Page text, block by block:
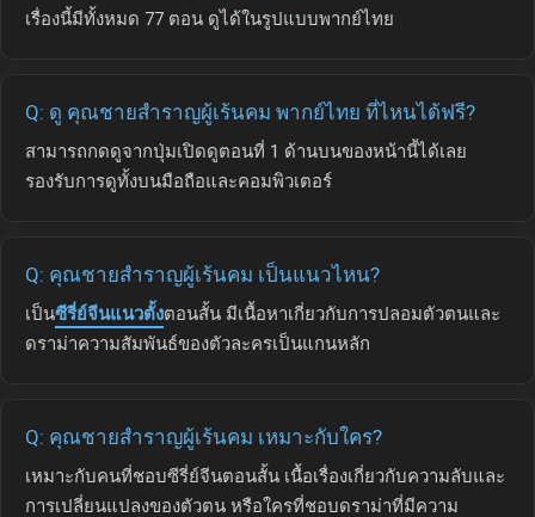
เรื่องนี้มีทั้งหมด 77 ตอน ดูได้ในรูปแบบพากย์ไทย
Q: ดู คุณชายสำราญผู้เร้นคม พากย์ไทย ที่ไหนได้ฟรี?
สามารถกดดูจากปุ่มเปิดดูตอนที่ 1 ด้านบนของหน้านี้ได้เลย
รองรับการดูทั้งบนมือถือและคอมพิวเตอร์
Q: คุณชายสำราญผู้เร้นคม เป็นแนวไหน?
เป็นซีรี่ย์จีนแนวตั้งตอนสั้น มีเนื้อหาเกี่ยวกับการปลอมตัวตนและ
ดราม่าความสัมพันธ์ของตัวละครเป็นแกนหลัก
Q: คุณชายสำราญผู้เร้นคม เหมาะกับใคร?
เหมาะกับคนที่ชอบซีรี่ย์จีนตอนสั้น เนื้อเรื่องเกี่ยวกับความลับและ
การเปลี่ยนแปลงของตัวตน หรือใครที่ชอบดราม่าที่มีความ